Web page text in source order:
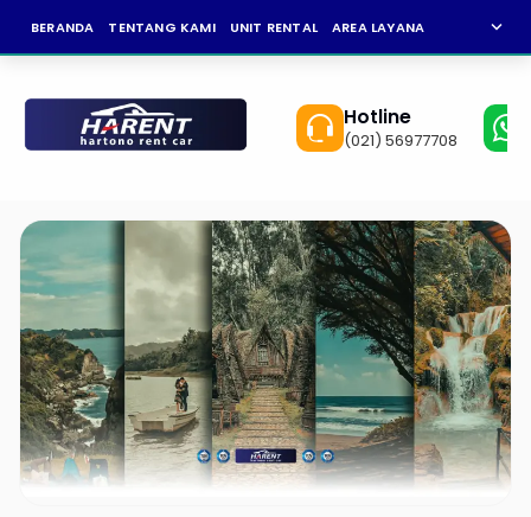
BERANDA TENTANG KAMI UNIT RENTAL AREA LAYANAN expand_more
Hotline
(021) 56977708